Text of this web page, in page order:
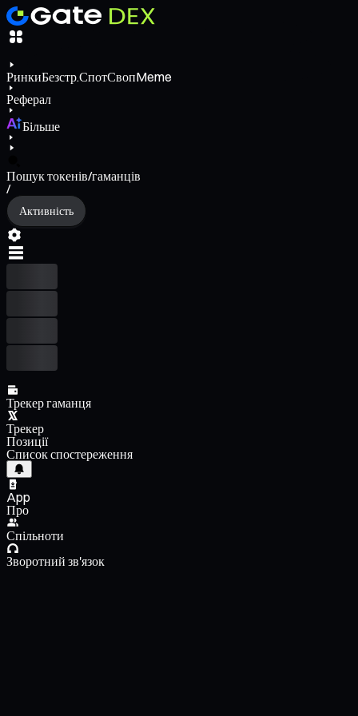
РинкиБезстр.СпотСвопMeme
Реферал
Більше
Пошук токенів/гаманців
/
Активність
Трекер гаманця
Трекер
Позиції
Список спостереження
App
Про
Спільноти
Зворотний зв'язок